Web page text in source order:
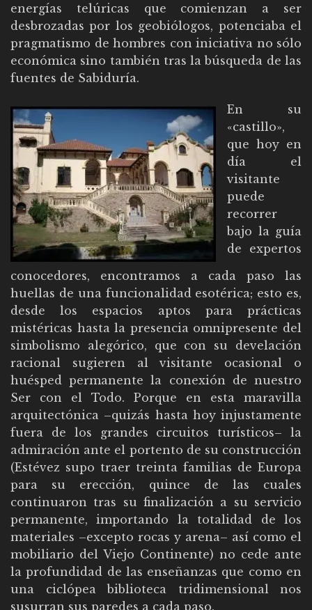
energías telúricas que comienzan a ser
desbrozadas por los geobiólogos, potenciaba el
pragmatismo de hombres con iniciativa no sólo
económica sino también tras la búsqueda de las
fuentes de Sabiduría.
En su
«castillo»,
que hoy en
día el
visitante
puede
recorrer
bajo la guía
de expertos
conocedores, encontramos a cada paso las
huellas de una funcionalidad esotérica; esto es,
desde los espacios aptos para prácticas
mistéricas hasta la presencia omnipresente del
simbolismo alegórico, que con su develación
racional sugieren al visitante ocasional o
huésped permanente la conexión de nuestro
Ser con el Todo. Porque en esta maravilla
arquitectónica –quizás hasta hoy injustamente
fuera de los grandes circuitos turísticos– la
admiración ante el portento de su construcción
(Estévez supo traer treinta familias de Europa
para su erección, quince de las cuales
continuaron tras su finalización a su servicio
permanente, importando la totalidad de los
materiales –excepto rocas y arena– así como el
mobiliario del Viejo Continente) no cede ante
la profundidad de las enseñanzas que como en
una ciclópea biblioteca tridimensional nos
susurran sus paredes a cada paso.